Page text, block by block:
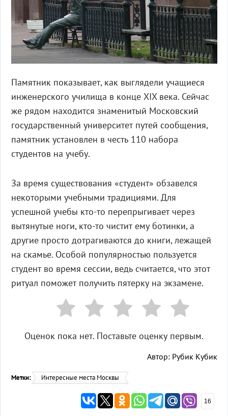
Памятник показывает, как выглядели учащиеся
инженерского училища в конце XIX века. Сейчас
же рядом находится знаменитый Московский
государственный университет путей сообщения,
памятник установлен в честь 110 набора
студентов на учебу.
За время существования «студент» обзавелся
некоторыми учебными традициями. Для
успешной учебы кто-то перепрыгивает через
вытянутые ноги, кто-то чистит ему ботинки, а
другие просто дотрагиваются до книги, лежащей
на скамье. Особой популярностью пользуется
студент во время сессии, ведь считается, что этот
ритуал поможет получить пятерку на экзамене.
Оценок пока нет. Поставьте оценку первым.
Автор: Рубик Кубик
Метки: Интересные места Москвы
16